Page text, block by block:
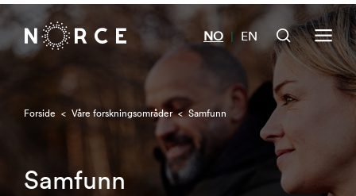
NO | EN
Forside < Våre forskningsområder < Samfunn
Samfunn